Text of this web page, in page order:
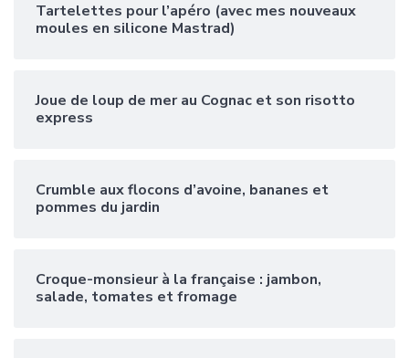
Tartelettes pour l’apéro (avec mes nouveaux
moules en silicone Mastrad)
Joue de loup de mer au Cognac et son risotto
express
Crumble aux flocons d’avoine, bananes et
pommes du jardin
Croque-monsieur à la française : jambon,
salade, tomates et fromage